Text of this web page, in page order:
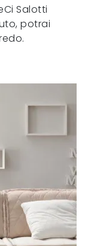
Salotti
potrai